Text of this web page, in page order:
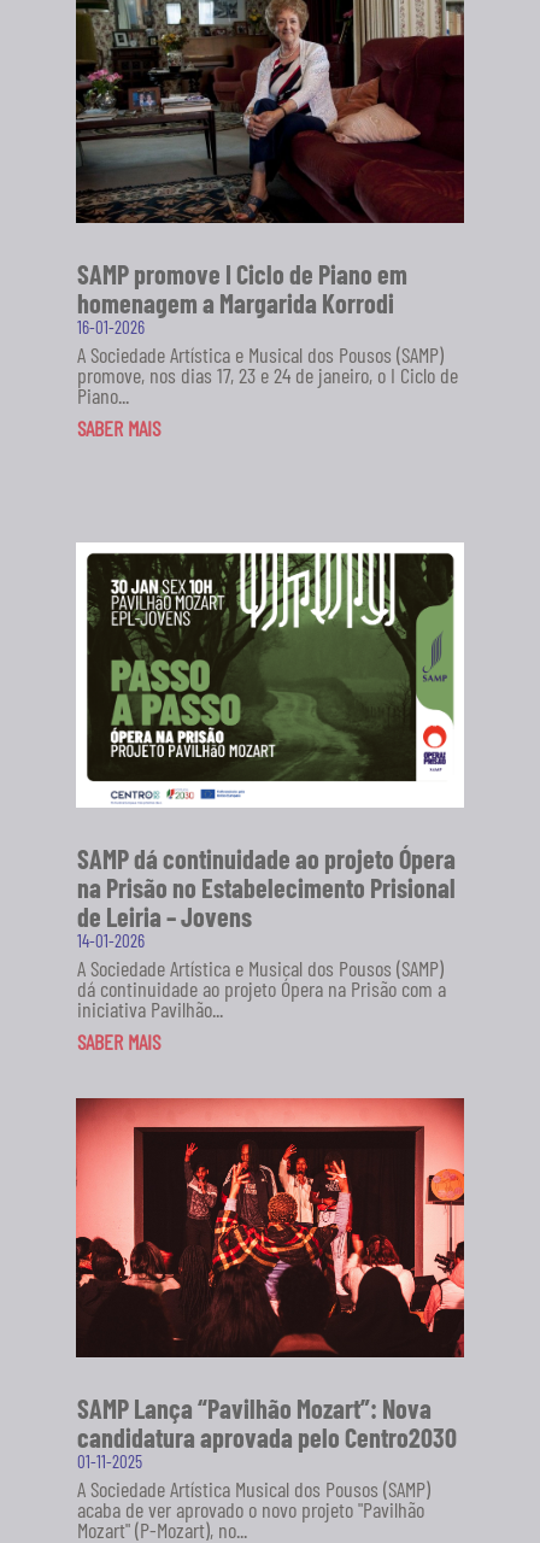
SAMP promove I Ciclo de Piano em
homenagem a Margarida Korrodi
16-01-2026
A Sociedade Artística e Musical dos Pousos (SAMP)
promove, nos dias 17, 23 e 24 de janeiro, o I Ciclo de
Piano...
SABER MAIS
SAMP dá continuidade ao projeto Ópera
na Prisão no Estabelecimento Prisional
de Leiria – Jovens
14-01-2026
A Sociedade Artística e Musical dos Pousos (SAMP)
dá continuidade ao projeto Ópera na Prisão com a
iniciativa Pavilhão...
SABER MAIS
SAMP Lança “Pavilhão Mozart”: Nova
candidatura aprovada pelo Centro2030
01-11-2025
A Sociedade Artística Musical dos Pousos (SAMP)
acaba de ver aprovado o novo projeto "Pavilhão
Mozart" (P-Mozart), no...